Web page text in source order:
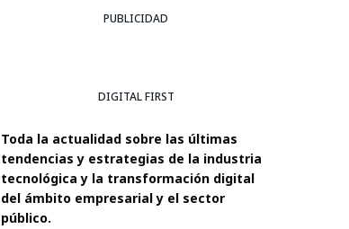
PUBLICIDAD
DIGITAL FIRST
Toda la actualidad sobre las últimas
tendencias y estrategias de la industria
tecnológica y la transformación digital
del ámbito empresarial y el sector
público.